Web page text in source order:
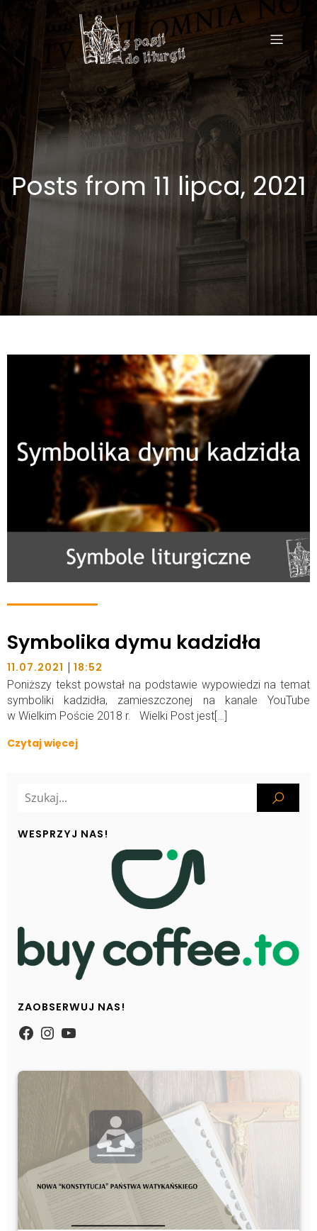
Posts from 11 lipca, 2021
Symbolika dymu kadzidła
11.07.2021 | 18:52
Poniższy tekst powstał na podstawie wypowiedzi na temat
symboliki kadzidła, zamieszczonej na kanale YouTube
w Wielkim Poście 2018 r. Wielki Post jest[…]
Czytaj więcej
WESPRZYJ NAS!
ZAOBSERWUJ NAS!
https://www.facebook.com/
Instagram
YouTube